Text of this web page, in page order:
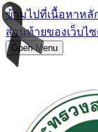
ข้ามไปที่เนื้อหาหลั
ส่วนท้ายของเว็บไ
Open Menu